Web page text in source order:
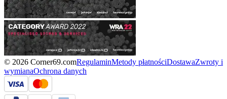
© 2026 Corner69.comRegulaminMetody płatnościDostawaZwroty i
wymianaOchrona danych